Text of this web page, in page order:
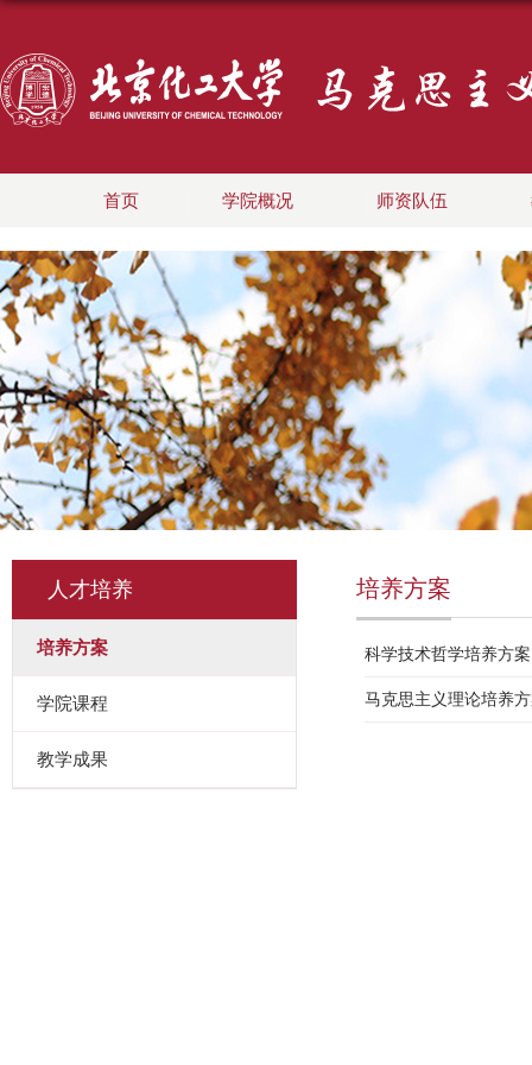
首页 学院概况 师资队伍
人才培养
培养方案
学院课程
教学成果
培养方案
科学技术哲学培养方案
马克思主义理论培养